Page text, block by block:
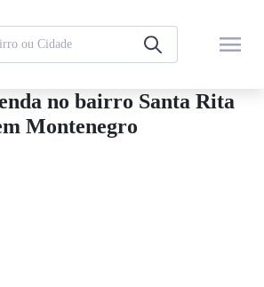
menu
no bairro Santa Rita
Montenegro